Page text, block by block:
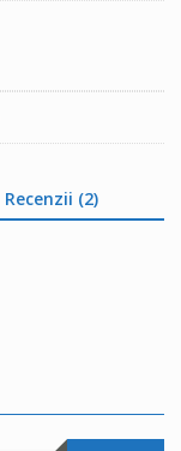
Recenzii (2)